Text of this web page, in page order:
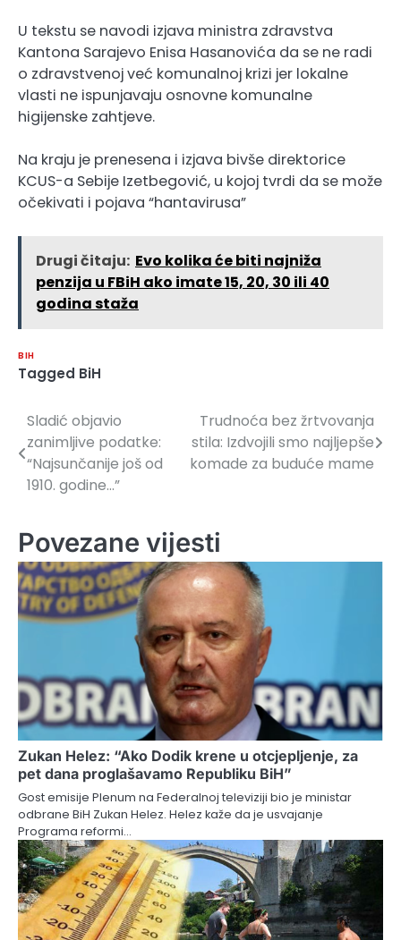
U tekstu se navodi izjava ministra zdravstva
Kantona Sarajevo Enisa Hasanovića da se ne radi
o zdravstvenoj već komunalnoj krizi jer lokalne
vlasti ne ispunjavaju osnovne komunalne
higijenske zahtjeve.
Na kraju je prenesena i izjava bivše direktorice
KCUS-a Sebije Izetbegović, u kojoj tvrdi da se može
očekivati i pojava “hantavirusa”
Drugi čitaju: Evo kolika će biti najniža
penzija u FBiH ako imate 15, 20, 30 ili 40
godina staža
BIH
Tagged BiH
Navigacija
članaka
Sladić objavio
zanimljive podatke:
“Najsunčanije još od
1910. godine…”
Trudnoća bez žrtvovanja
stila: Izdvojili smo najljepše
komade za buduće mame
Povezane vijesti
Zukan Helez: “Ako Dodik krene u otcjepljenje, za
pet dana proglašavamo Republiku BiH”
Gost emisije Plenum na Federalnoj televiziji bio je ministar
odbrane BiH Zukan Helez. Helez kaže da je usvajanje
Programa reformi…